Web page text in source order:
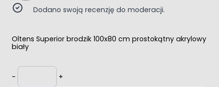
Dodano swoją recenzję do moderacji.
Oltens Superior brodzik 100x80 cm prostokątny akrylowy
biały
-
Ilość
+